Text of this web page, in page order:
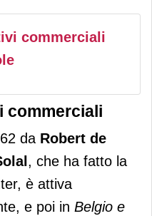
commerciali
commerciali
da Robert de
, che ha fatto la
è attiva
e poi in Belgio e